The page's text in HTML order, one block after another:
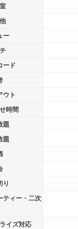
ー
ード
ウト
時間
題
題
り
ティー・二次
イズ対応